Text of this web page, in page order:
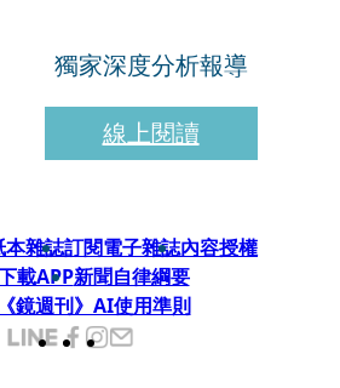
獨家深度分析報導
線上閱讀
本雜誌訂閱電子雜誌內容授權
載APP新聞自律綱要
《鏡週刊》AI使用準則